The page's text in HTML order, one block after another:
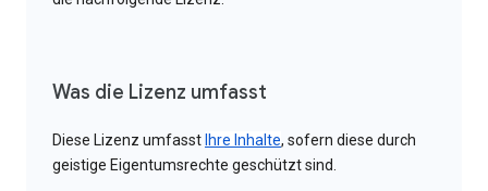
Was die Lizenz umfasst
Diese Lizenz umfasst Ihre Inhalte, sofern diese durch
geistige Eigentumsrechte geschützt sind.